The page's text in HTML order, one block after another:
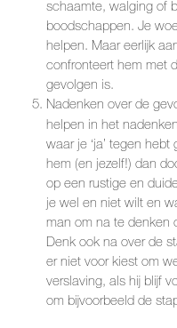
schaamte, walging of
boodschappen. Je
helpen. Maar eerlijk
confronteert hem met
gevolgen is.
Nadenken over de
helpen in het
waar je ‘ja’ tegen hebt
hem (en jezelf!) dan
op een rustige en
je wel en niet wilt en
man om na te denken
Denk ook na over de
er niet voor kiest om
verslaving, als hij blijf
om bijvoorbeeld de